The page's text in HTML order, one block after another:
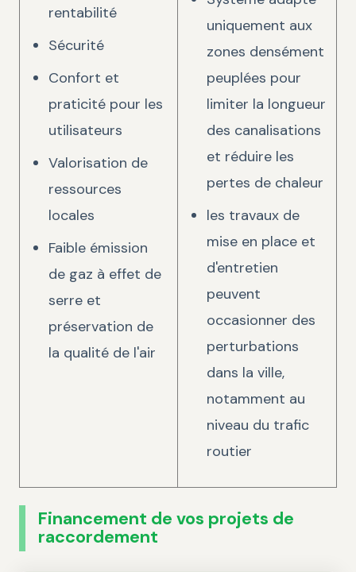
rentabilité
Sécurité
Confort et
praticité pour les
utilisateurs
Valorisation de
ressources
locales
Faible émission
de gaz à effet de
serre et
préservation de
la qualité de l'air
uniquement aux
zones densément
peuplées pour
limiter la longueur
des canalisations
et réduire les
pertes de chaleur
les travaux de
mise en place et
d'entretien
peuvent
occasionner des
perturbations
dans la ville,
notamment au
niveau du trafic
routier
Financement de vos projets de
raccordement